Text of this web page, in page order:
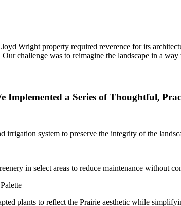
Wright property required reverence for its
challenge was to reimagine the landscape in a
Implemented a Series of Thoughtful,
irrigation system to preserve the integrity of the
in select areas to reduce maintenance without
plants to reflect the Prairie aesthetic while